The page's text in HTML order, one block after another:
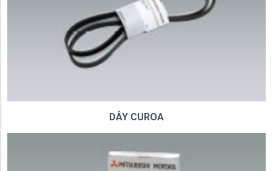
DÂY CUROA